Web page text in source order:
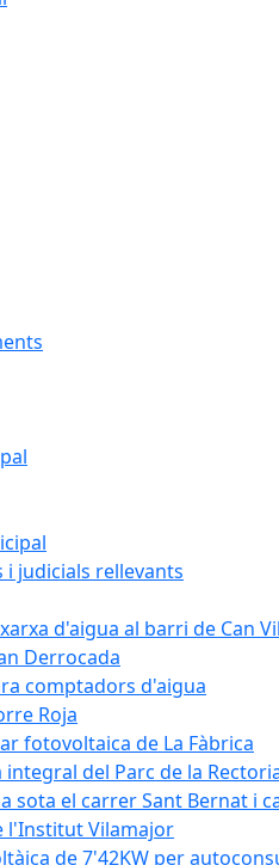
judicials rellevants
d'aigua al barri de Can
Derrocada
comptadors d'aigua
Roja
fotovoltaica de La Fàbrica
del Parc de la
sota el carrer Sant Bernat i
l'Institut Vilamajor
de 7'42KW per